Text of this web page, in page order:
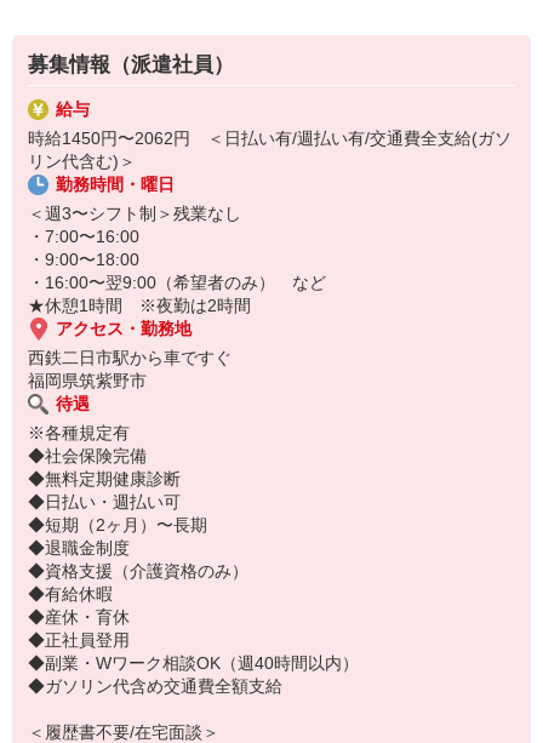
・生活相談やお話の相手 など
元コンビニ店員・アパレル販売・ホテルのフロントスタッフなど、
安定の医療福祉業界で働きたくて転職し、接客経験を活かして活躍
中のスタッフ多数。
お元気な入居者様が多く、スケジュールにもゆとりがあるため、バ
タバタせずに自分のペースで落ち着いて働けます♪
「安定した業界で長く働きたい」
「人と関わる仕事をしたい」
そんな方におすすめです！
ぜひ、お気軽にご応募ください♪
募集情報（派遣社員）
給与
時給1450円〜2062円 ＜日払い有/週払い有/交通費全支給(ガソ
リン代含む)＞
勤務時間・曜日
＜週3〜シフト制＞残業なし
・7:00〜16:00
・9:00〜18:00
・16:00〜翌9:00（希望者のみ） など
★休憩1時間 ※夜勤は2時間
アクセス・勤務地
西鉄二日市駅から車ですぐ
福岡県筑紫野市
待遇
※各種規定有
◆社会保険完備
◆無料定期健康診断
◆日払い・週払い可
◆短期（2ヶ月）〜長期
◆退職金制度
◆資格支援（介護資格のみ）
◆有給休暇
◆産休・育休
◆正社員登用
◆副業・Wワーク相談OK（週40時間以内）
◆ガソリン代含め交通費全額支給
＜履歴書不要/在宅面談＞